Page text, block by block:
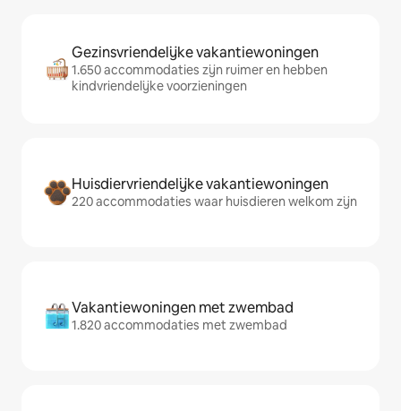
Gezinsvriendelijke vakantiewoningen
1.650 accommodaties zijn ruimer en hebben
kindvriendelijke voorzieningen
Huisdiervriendelijke vakantiewoningen
220 accommodaties waar huisdieren welkom zijn
Vakantiewoningen met zwembad
1.820 accommodaties met zwembad